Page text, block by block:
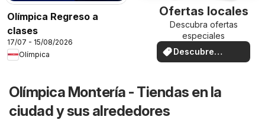
Olímpica Regreso a
clases
17/07 - 15/08/2026
Olímpica
Ofertas locales
Descubra ofertas
especiales
Descubre
ofertas
Olímpica Montería - Tiendas en la
ciudad y sus alrededores